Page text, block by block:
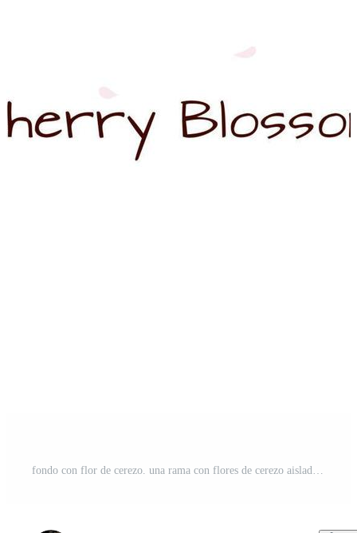
fondo con flor de cerezo. una rama con flores de cerezo aislada en un fondo blanco. sakura japonés. ilustración vectorial Pro Vector y Pro SVG